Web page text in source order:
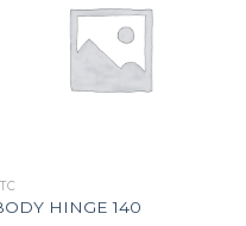
HINGE 140